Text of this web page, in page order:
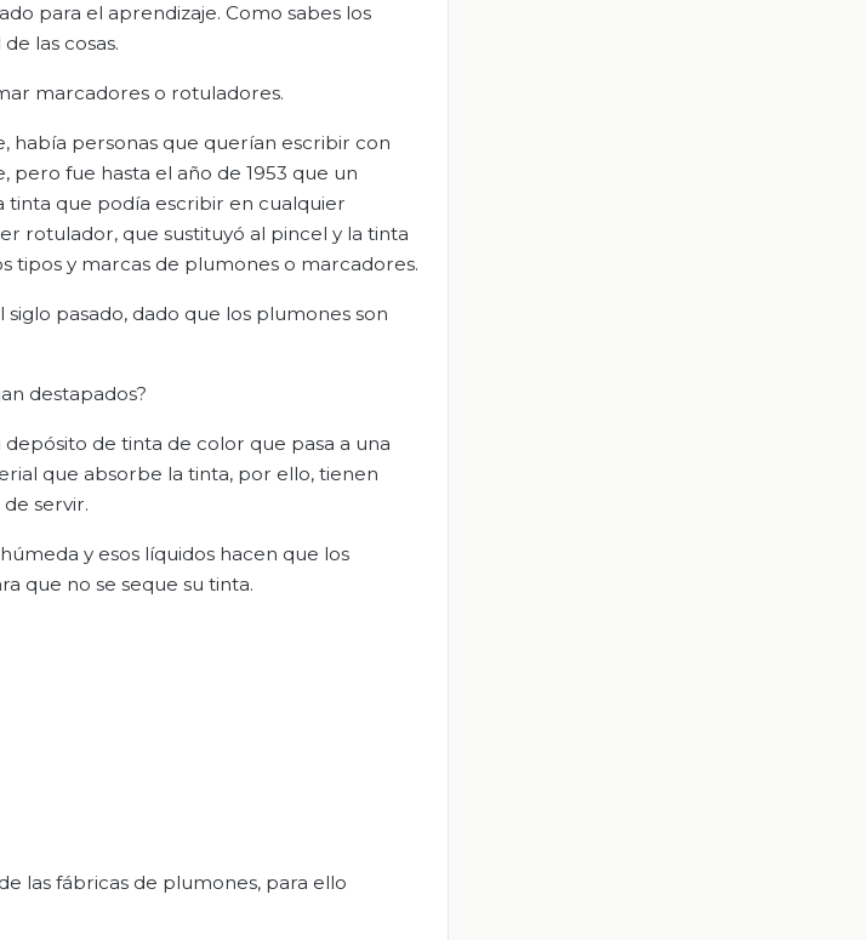
para el aprendizaje. Como sabes los
las cosas.
marcadores o rotuladores.
había personas que querían escribir con
fue hasta el año de 1953 que un
tinta que podía escribir en cualquier
rotulador, que sustituyó al pincel y la tinta
tipos y marcas de plumones o marcadores.
pasado, dado que los plumones son
destapados?
de tinta de color que pasa a una
que absorbe la tinta, por ello, tienen
servir.
y esos líquidos hacen que los
que no se seque su tinta.
las fábricas de plumones, para ello